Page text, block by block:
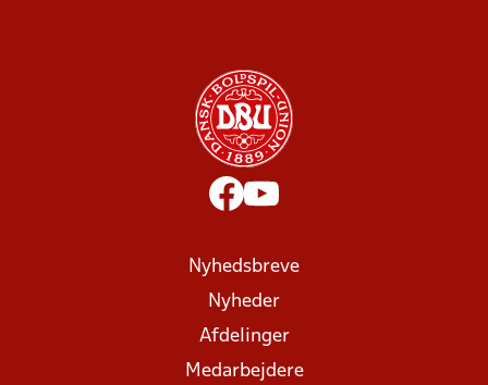
Nyhedsbreve
Nyheder
Afdelinger
Medarbejdere